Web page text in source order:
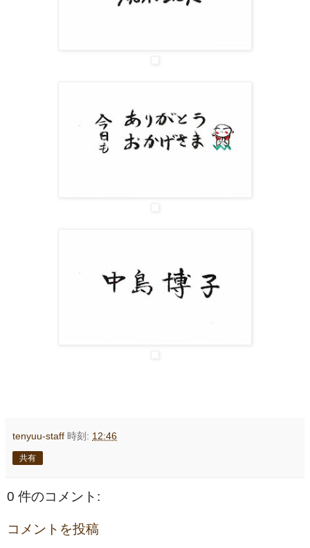
tenyuu-staff 時刻: 12:46
共有
0 件のコメント:
コメントを投稿